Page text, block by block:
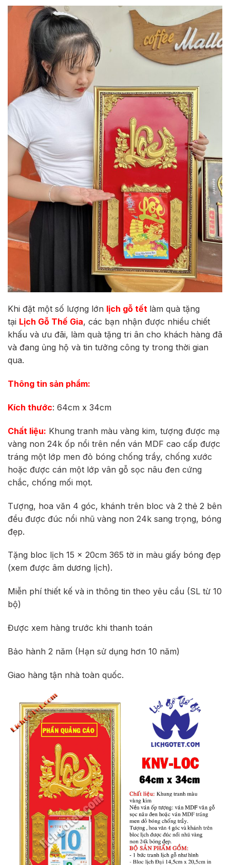
Khi đặt một số lượng lớn lịch gỗ tết làm quà tặng
tại Lịch Gỗ Thế Gia, các bạn nhận được nhiều chiết
khấu và ưu đãi, làm quà tặng tri ân cho khách hàng đã
và đang ủng hộ và tin tưởng công ty trong thời gian
qua.
Thông tin sản phẩm:
Kích thước: 64cm x 34cm
Chất liệu: Khung tranh màu vàng kim, tượng được mạ
vàng non 24k ốp nổi trên nền ván MDF cao cấp được
tráng một lớp men đỏ bóng chống trầy, chống xước
hoặc được cán một lớp vân gỗ sọc nâu đen cứng
chắc, chống mối mọt.
Tượng, hoa văn 4 góc, khánh trên bloc và 2 thẻ 2 bên
đều được đúc nổi nhũ vàng non 24k sang trọng, bóng
đẹp.
Tặng bloc lịch 15 x 20cm 365 tờ in màu giấy bóng đẹp
(xem được âm dương lịch).
Miễn phí thiết kế và in thông tin theo yêu cầu (SL từ 10
bộ)
Được xem hàng trước khi thanh toán
Bảo hành 2 năm (Hạn sử dụng hơn 10 năm)
Giao hàng tận nhà toàn quốc.